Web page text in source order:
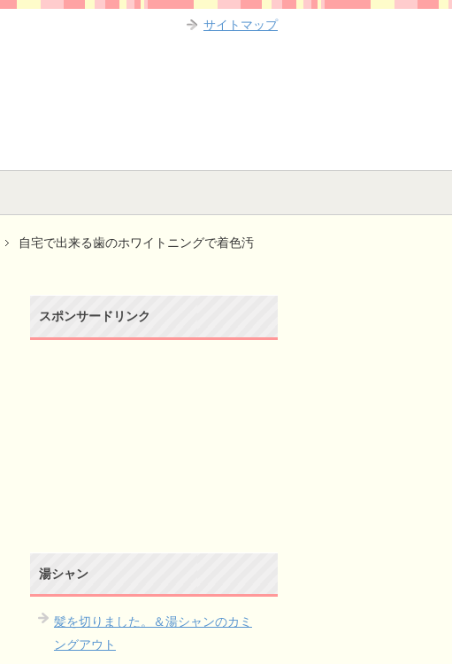
自宅で出来る歯のホワイトニングで着色汚
スポンサードリンク
湯シャン
髪を切りました。＆湯シャンのカミ
ングアウト
サイトマップ